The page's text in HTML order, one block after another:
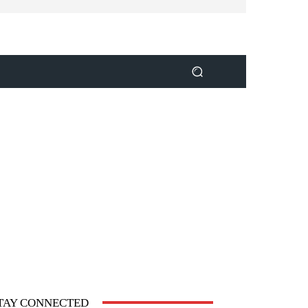
CONNECTED